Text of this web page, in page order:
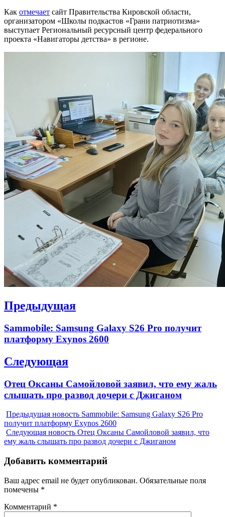
Как отмечает сайт Правительства Кировской области,
организатором «Школы подкастов «Грани патриотизма»
выступает Региональный ресурсный центр федерального
проекта «Навигаторы детства» в регионе.
Навигация
записям
Предыдущая
Previous
Sammobile: Samsung Galaxy S26 Pro получит
платформу Exynos 2600
Следующая
Next
Отец Оксаны Самойловой заявил, что ему жаль
слышать про развод дочери с Джиганом
Предыдущая новость Sammobile: Samsung Galaxy S26 Pro
получит платформу Exynos 2600
Следующая новость Отец Оксаны Самойловой заявил, что
ему жаль слышать про развод дочери с Джиганом
Добавить комментарий
Ваш адрес email не будет опубликован. Обязательные поля
помечены *
Комментарий *